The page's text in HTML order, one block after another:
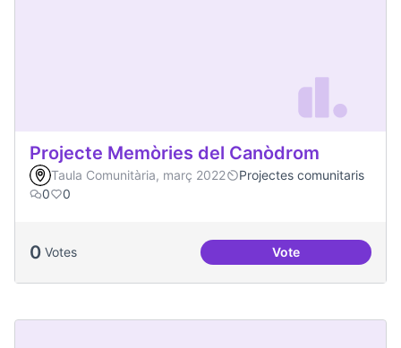
Projecte Memòries del Canòdrom
Taula Comunitària, març 2022
Projectes comunitaris
0
0
0 Votes VoteProjecte